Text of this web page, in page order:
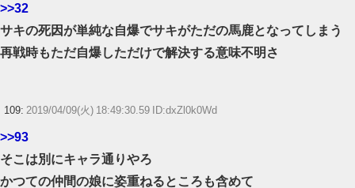
>>32
サキの死因が単純な自爆でサキがただの馬鹿となってしまう
再戦時もただ自爆しただけで解決する意味不明さ
109: 2019/04/09(火) 18:49:30.59 ID:dxZl0k0Wd
>>93
そこは別にキャラ通りやろ
かつての仲間の娘に姿重ねるところも含めて